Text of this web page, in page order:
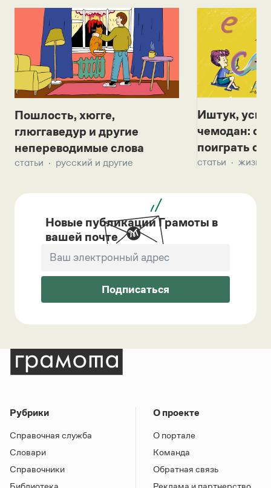
Пошлость, хюгге,
глюггаведур и другие
непереводимые слова
статьи русский и другие
Иштук,
чемодан:
поиграть с
статьи жизнь
Новые публикации Грамоты в
вашей почте
Подписаться
Рубрики
Справочная служба
Словари
Справочники
Библиотека
О проекте
О портале
Команда
Обратная связь
Реклама и партнерство